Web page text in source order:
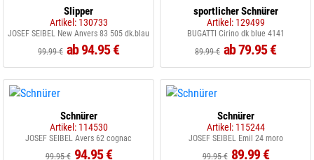
Slipper
Artikel: 130733
JOSEF SEIBEL New Anvers 83 505 dk.blau
99.99 € ab 94.95 €
sportlicher Schnürer
Artikel: 129499
BUGATTI Cirino dk blue 4141
89.99 € ab 79.95 €
Schnürer
Artikel: 114530
JOSEF SEIBEL Avers 62 cognac
99.95 € 94.95 €
Schnürer
Artikel: 115244
JOSEF SEIBEL Emil 24 moro
99.95 € 89.99 €